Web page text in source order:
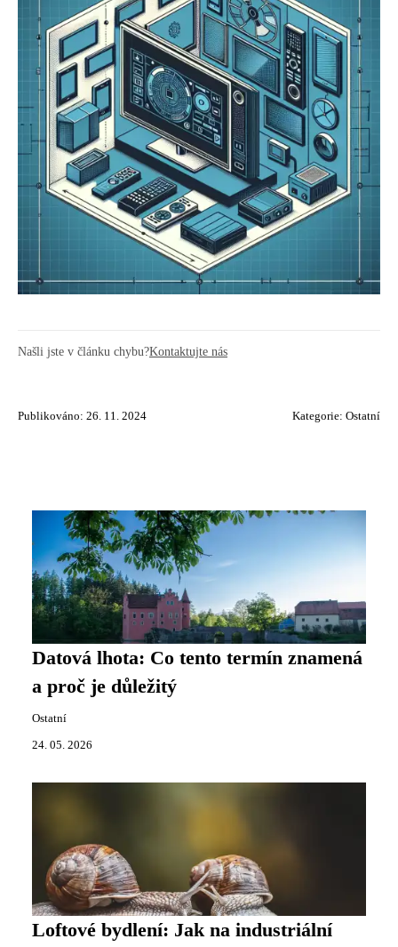
Našli jste v článku chybu?Kontaktujte nás
Publikováno: 26. 11. 2024 Kategorie: Ostatní
Datová lhota: Co tento termín znamená
a proč je důležitý
Ostatní
24. 05. 2026
Loftové bydlení: Jak na industriální